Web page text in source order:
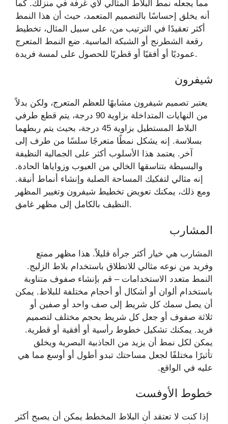
مما يجعله نمط البلاط المثالي لأي غرفة في منزلك. كما
أنه يخلق إحساسًا بالتصميم المتعمد، حيث أن هذا النمط
أكثر تعقيدًا في الترتيب من، على سبيل المثال، تخطيط
رقعة الشطرنج أو الشبكة الماسية. ضع النمط المتعرج
عموديًا أو أفقيًا أو قطريًا للحصول على لمسة فريدة.
شيفرون
يعتبر تصميم شيفرون مشابهًا للعظم المتعرج، ولكن بدلاً
من النهايات المتداخلة بزاوية 90 درجة، يتم قطع طرفي
البلاط المستطيل بزاوية 45 درجة، بحيث يتم ربطهما
بسلاسة. إنه يشكل نمطًا متعرجًا سلسًا من طرف إلى
آخر. يعتمد هذا الأسلوب أكثر على الجمالية النظيفة
والبسيطة بتناسقها الخالي من العيوب وزواياها الحادة.
إنه مثالي لتفكيك المساحة الصلبة وإنشاء أنماط أنيقة.
ومع ذلك، يمكنك تعويض تخطيط شيفرون وتغيير المظهر
النظيف بالكامل إلى مظهر غامق.
المشارب
المشارب هي خيار أكثر جرأة قليلاً. هذا مظهر ممتع
وفريد ​​من نوعه مثالي للانطلاق باستخدام بلاط الزليج.
النمط متعدد الاستخدامات – قم بإنشاء صفوف متناوبة
باستخدام ألوان أو أشكال أو أحجام مختلفة للبلاط. يمكن
أن يصل سمك كل شريط إلى صف واحد أو صفين أو
ثلاثة صفوف أو جعل كل شريط بحجم مختلف لتصميم
فريد. يمكنك تشكيل خطوط رأسية أو أفقية أو قطرية.
يمكن لكل نمط أن يزيد من الجاذبية البصرية ويخلق
تأثيرًا مختلفًا لجعل مساحتك تبدو أطول أو أوسع مما هي
عليه في الواقع.
خطوط الأوفست
إذا كنت لا تعتقد أن البلاط المخطط يمكن أن يصبح أكثر